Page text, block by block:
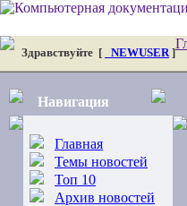
Здравствуйте [ _NEWUSER]
Навигация
Главная
Темы новостей
Топ 10
Архив новостей